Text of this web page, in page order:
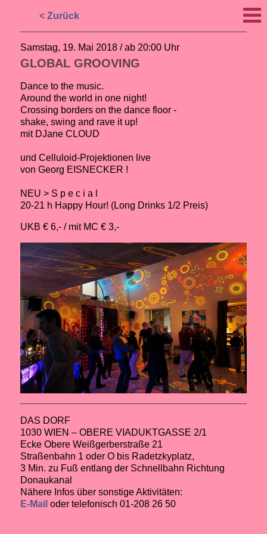
< Zurück
Samstag, 19. Mai 2018 / ab 20:00 Uhr
GLOBAL GROOVING
Dance to the music.
Around the world in one night!
Crossing borders on the dance floor -
shake, swing and rave it up!
mit DJane CLOUD
und Celluloid-Projektionen live
von Georg EISNECKER !
NEU > S p e c i a l
20-21 h Happy Hour! (Long Drinks 1/2 Preis)
UKB € 6,- / mit MC € 3,-
DAS DORF
1030 WIEN – OBERE VIADUKTGASSE 2/1
Ecke Obere Weißgerberstraße 21
Straßenbahn 1 oder O bis Radetzkyplatz,
3 Min. zu Fuß entlang der Schnellbahn Richtung
Donaukanal
Nähere Infos über sonstige Aktivitäten:
E-Mail oder telefonisch 01-208 26 50